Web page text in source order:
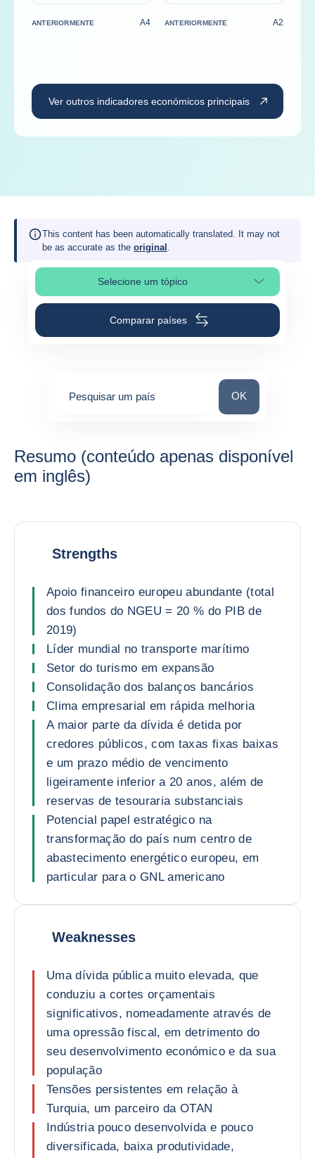
ANTERIORMENTE A4 ANTERIORMENTE A2
Ver outros indicadores económicos principais
This content has been automatically translated. It may not
be as accurate as the original .
Selecione um tópicoSelecionar a secção da página
Comparar países
Pesquisar um país Pesquisar um
OK
Resumo (conteúdo apenas disponível
em inglês)
Strengths
Apoio financeiro europeu abundante (total
dos fundos do NGEU = 20 % do PIB de
2019)
Líder mundial no transporte marítimo
Setor do turismo em expansão
Consolidação dos balanços bancários
Clima empresarial em rápida melhoria
A maior parte da dívida é detida por
credores públicos, com taxas fixas baixas
e um prazo médio de vencimento
ligeiramente inferior a 20 anos, além de
reservas de tesouraria substanciais
Potencial papel estratégico na
transformação do país num centro de
abastecimento energético europeu, em
particular para o GNL americano
Weaknesses
Uma dívida pública muito elevada, que
conduziu a cortes orçamentais
significativos, nomeadamente através de
uma opressão fiscal, em detrimento do
seu desenvolvimento económico e da sua
população
Tensões persistentes em relação à
Turquia, um parceiro da OTAN
Indústria pouco desenvolvida e pouco
diversificada, baixa produtividade,